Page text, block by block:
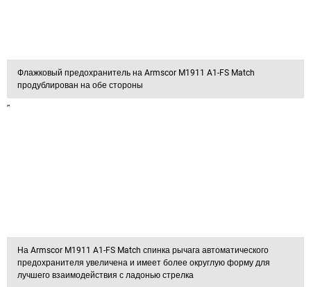
Флажковый предохранитель на Armscor M1911 A1-FS Match
продублирован на обе стороны
На Armscor M1911 A1-FS Match спинка рычага автоматического
предохранителя увеличена и имеет более округлую форму для
лучшего взаимодействия с ладонью стрелка